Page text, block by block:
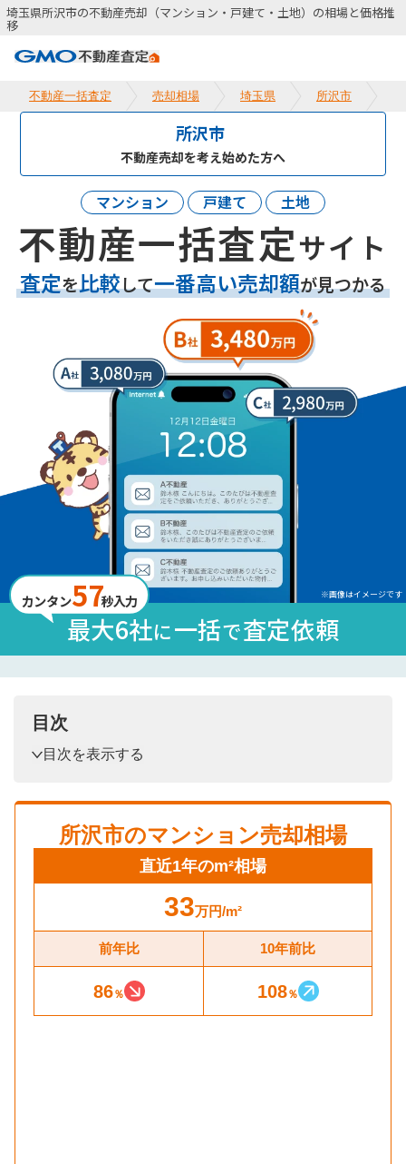
埼玉県所沢市の不動産売却（マンション・戸建て・土地）の相場と価格推
移
不動産一括査定 売却相場 埼玉県 所沢市
所沢市
不動産売却を考え始めた方へ
マンション 戸建て 土地
不動産一括査定サイト
査定を比較して一番高い売却額が見つかる
※画像はイメージです
カンタン57秒入力
最大6社に一括で査定依頼
目次
目次を表示する
所沢市のマンション売却相場
直近1年のm²相場
33万円/m²
前年比 10年前比
86％ 108％